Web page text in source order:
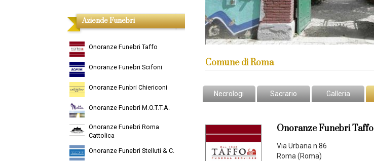
Aziende Funebri
Onoranze Funebri Taffo
Onoranze Funebri Scifoni
Onoranze Funbri Chiericoni
Onoranze Funebri M.O.T.T.A.
Onoranze Funebri Roma
Cattolica
Onoranze Funebri Stelluti & C.
Comune di Roma
Necrologi Sacrario Galleria
Onoranze Funebri Taffo
Via Urbana n.86
Roma (Roma)